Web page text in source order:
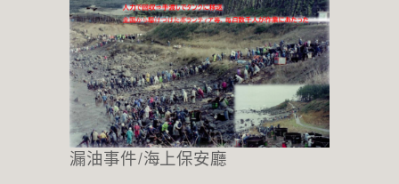
漏油事件/海上保安廳